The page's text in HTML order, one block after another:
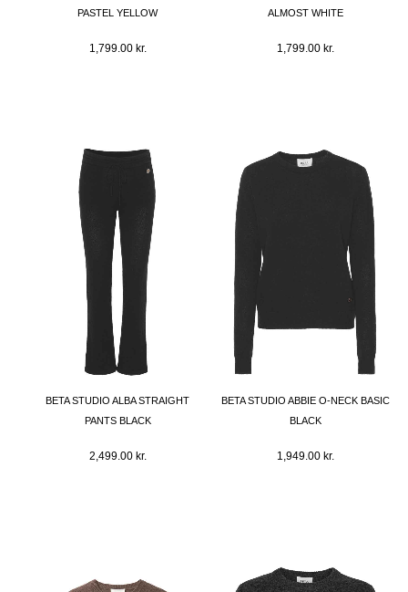
PASTEL YELLOW
1,799.00 kr.
ALMOST WHITE
1,799.00 kr.
BETA STUDIO ALBA STRAIGHT
PANTS BLACK
2,499.00 kr.
BETA STUDIO ABBIE O-NECK BASIC
BLACK
1,949.00 kr.